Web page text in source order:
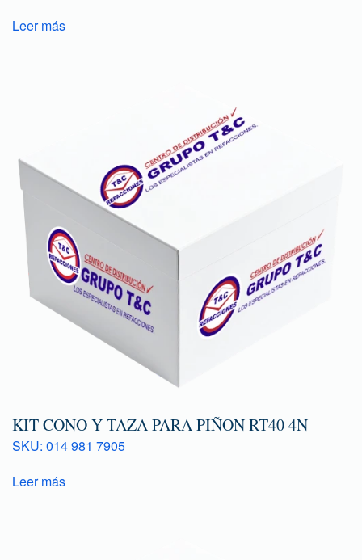
Leer más
KIT CONO Y TAZA PARA PIÑON RT40 4N
SKU: 014 981 7905
Leer más